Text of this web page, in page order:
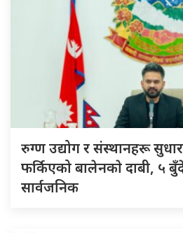
रुग्ण उद्योग र संस्थानहरू
फर्किएको बालेनकाे दाबी, ५
सार्वजनिक